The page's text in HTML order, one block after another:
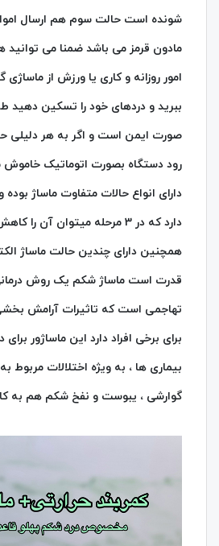
شونده است حالت سوم هم ارسال
مادون قرمز می باشد ضمنا می توانید
امور روزانه و کاری یا ورزش از
ببرید و دردهای خود را تسکین دهید
صورت ایمن است و اگر به هر دلیلی
رود دستگاه بصورت اتوماتیک خاموش
دارای انواع حالات متفاوت ماساژ
دارد که در 3 مرحله میتوان آن
همچنین دارای چندین حالت ماساژ
قدرت است ماساژ شکم یک روش
تهاجمی است که تاثیرات آرامش
برای برخی افراد دارد این ماساژور برای
بیماری‌ ها ، به ویژه اختلالات مربوط
گوارشی ، یبوست و نفخ شکم هم به